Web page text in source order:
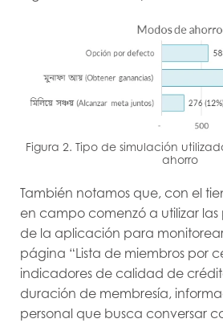
Figura 2. Tipo de simulación
ahorro
También notamos que, con el
en campo comenzó a utilizar las
de la aplicación para monitorear
página “Lista de miembros por
indicadores de calidad de
duración de membresía,
personal que busca conversar